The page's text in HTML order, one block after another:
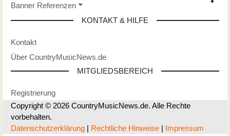
Banner Referenzen
KONTAKT & HILFE
Kontakt
Über CountryMusicNews.de
MITGLIEDSBEREICH
Registrierung
Copyright © 2026 CountryMusicNews.de. Alle Rechte
vorbehalten.
Datenschutzerklärung | Rechtliche Hinweise | Impressum